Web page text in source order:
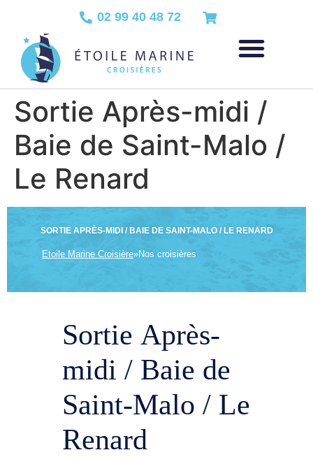
02 99 40 48 72
Sortie Après-midi /
Baie de Saint-Malo /
Le Renard
SORTIE APRÈS-MIDI / BAIE DE SAINT-MALO / LE RENARD
Etoile Marine Croisière»Nos croisières
Sortie Après-
midi / Baie de
Saint-Malo / Le
Renard